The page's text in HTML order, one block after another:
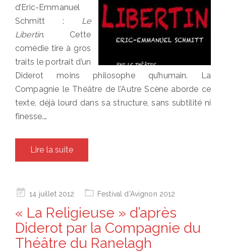
d’Eric-Emmanuel
Schmitt : Le
Libertin. Cette
comédie tire à gros
traits le portrait d’un
Diderot moins philosophe qu’humain. La
Compagnie le Théâtre de l’Autre Scène aborde ce
texte, déjà lourd dans sa structure, sans subtilité ni
finesse.…
Lire la suite
Posted14 juillet 2012 Festival d'Avignon 2012
« La Religieuse » d’après
Diderot par la Compagnie du
Théâtre du Ranelagh